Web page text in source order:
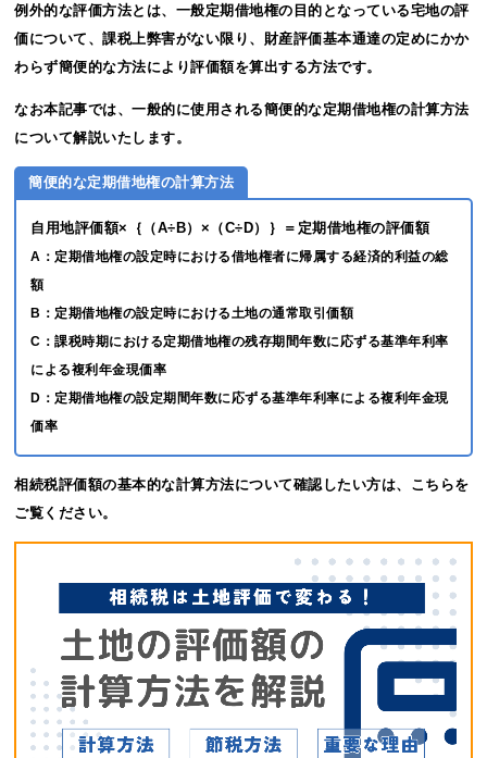
例外的な評価方法とは、一般定期借地権の目的となっている宅地の評
価について、課税上弊害がない限り、財産評価基本通達の定めにかか
わらず簡便的な方法により評価額を算出する方法です。
なお本記事では、一般的に使用される簡便的な定期借地権の計算方法
について解説いたします。
簡便的な定期借地権の計算方法
自用地評価額×｛（A÷B）×（C÷D）｝＝定期借地権の評価額
A：定期借地権の設定時における借地権者に帰属する経済的利益の総
額
B：定期借地権の設定時における土地の通常取引価額
C：課税時期における定期借地権の残存期間年数に応ずる基準年利率
による複利年金現価率
D：定期借地権の設定期間年数に応ずる基準年利率による複利年金現
価率
相続税評価額の基本的な計算方法について確認したい方は、こちらを
ご覧ください。